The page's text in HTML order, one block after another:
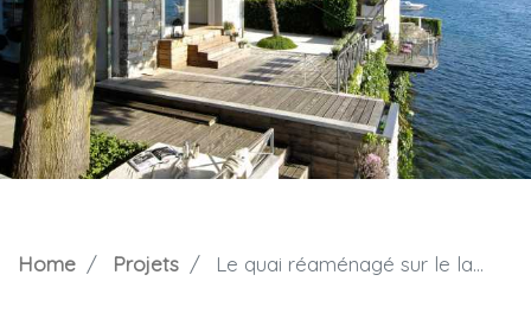
Home Projets Le quai réaménagé sur le lac d'Orta. Un espace pour la méditation